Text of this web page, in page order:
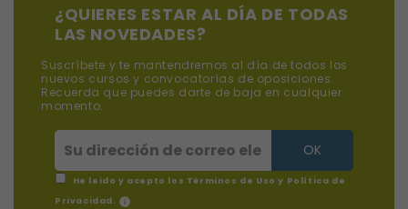
¿QUIERES ESTAR AL DÍA DE TODAS
LAS NOVEDADES?
Suscríbete y te mantendremos al día de todos los
nuevos cursos y convocatorías de oposiciones.
Recuerda que puedes darte de baja en cualquier
momento.
He leido y acepto los Términos de Uso y Política de
Privacidad. info